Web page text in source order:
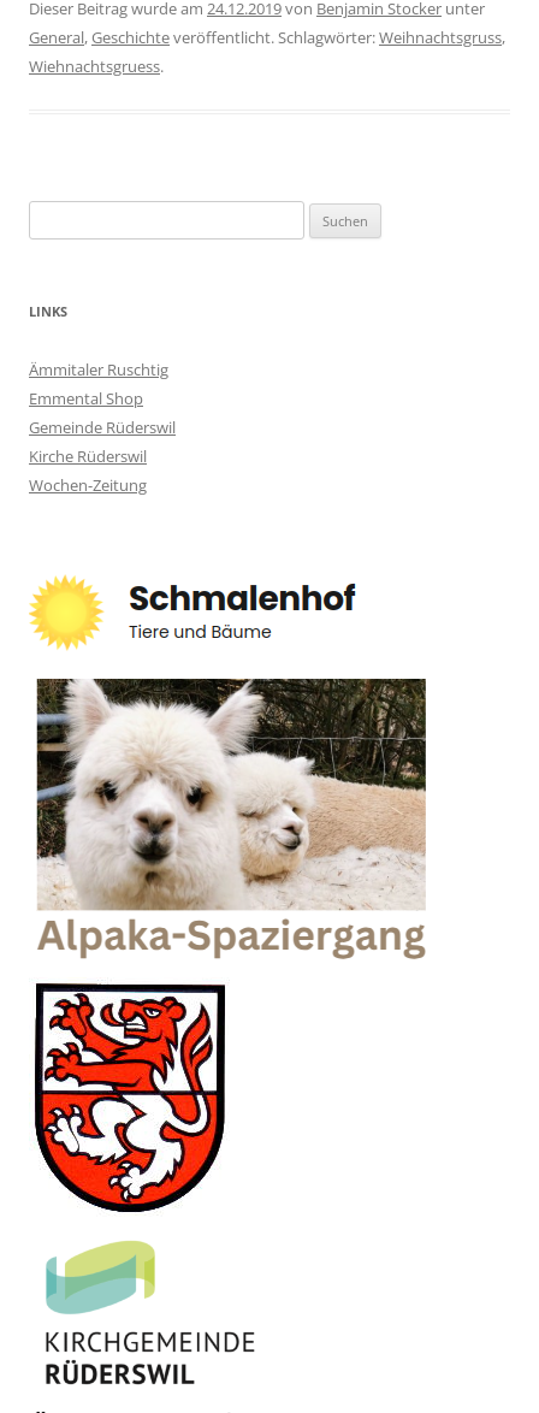
Dieser Beitrag wurde am 24.12.2019von Benjamin Stocker unter
General,Geschichteveröffentlicht. Schlagwörter:Weihnachtsgruss,
Wiehnachtsgruess.
nach:
LINKS
Ämmitaler Ruschtig
Emmental Shop
Gemeinde Rüderswil
Kirche Rüderswil
Wochen-Zeitung